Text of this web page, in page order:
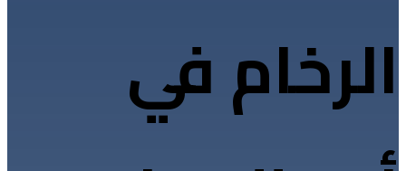
الرخام في